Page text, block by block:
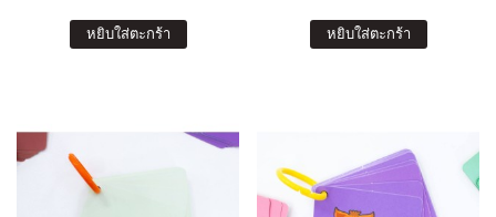
หยิบใส่ตะกร้า หยิบใส่ตะกร้า